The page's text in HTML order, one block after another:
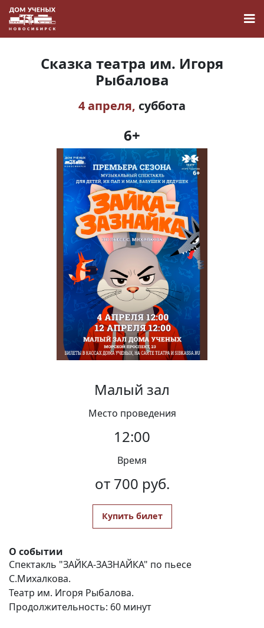
Новости
Наука
О Доме учёных
Виртуальный тур
Контакты
Вакансии
Сказка театра им. Игоря
Рыбалова
4 апреля, суббота
6+
Малый зал
Место проведения
12:00
Время
от 700 руб.
Купить билет
О событии
Спектакль "ЗАЙКА-ЗАЗНАЙКА" по пьесе
С.Михалкова.
Театр им. Игоря Рыбалова.
Продолжительность: 60 минут